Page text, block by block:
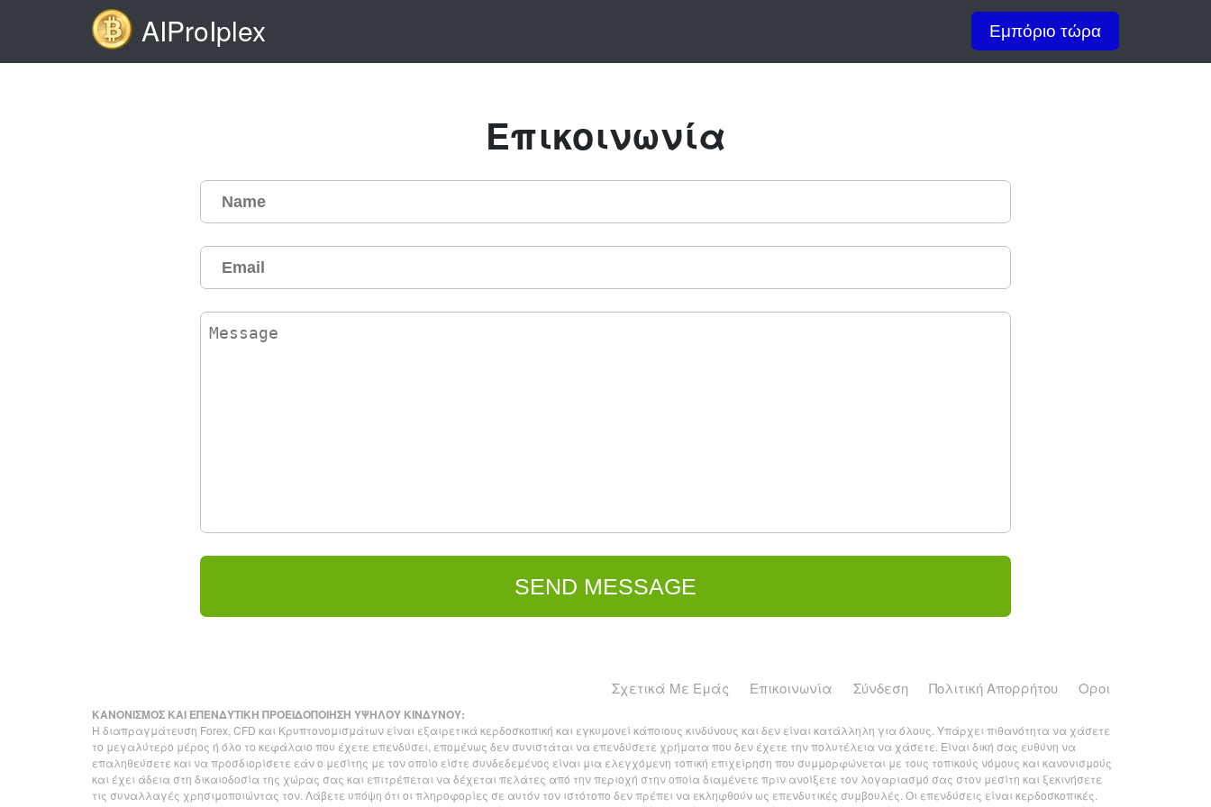
AIProIplex Εμπόριο τώρα
Επικοινωνία
Σχετικά Με Εμάς Επικοινωνία Σύνδεση Πολιτική Απορρήτου Οροι
ΚΑΝΟΝΙΣΜΟΣ ΚΑΙ ΕΠΕΝΔΥΤΙΚΗ ΠΡΟΕΙΔΟΠΟΙΗΣΗ ΥΨΗΛΟΥ ΚΙΝΔΥΝΟΥ:
Η διαπραγμάτευση Forex, CFD και Κρυπτονομισμάτων είναι εξαιρετικά κερδοσκοπική και εγκυμονεί κάποιους κινδύνους και δεν είναι κατάλληλη για όλους. Υπάρχει πιθανότητα να χάσετε
το μεγαλύτερο μέρος ή όλο το κεφάλαιο που έχετε επενδύσει, επομένως δεν συνιστάται να επενδύσετε χρήματα που δεν έχετε την πολυτέλεια να χάσετε. Είναι δική σας ευθύνη να
επαληθεύσετε και να προσδιορίσετε εάν ο μεσίτης με τον οποίο είστε συνδεδεμένος είναι μια ελεγχόμενη τοπική επιχείρηση που συμμορφώνεται με τους τοπικούς νόμους και κανονισμούς
και έχει άδεια στη δικαιοδοσία της χώρας σας και επιτρέπεται να δέχεται πελάτες από την περιοχή στην οποία διαμένετε πριν ανοίξετε τον λογαριασμό σας στον μεσίτη και ξεκινήσετε
τις συναλλαγές χρησιμοποιώντας τον. Λάβετε υπόψη ότι οι πληροφορίες σε αυτόν τον ιστότοπο δεν πρέπει να εκληφθούν ως επενδυτικές συμβουλές. Οι επενδύσεις είναι κερδοσκοπικές.